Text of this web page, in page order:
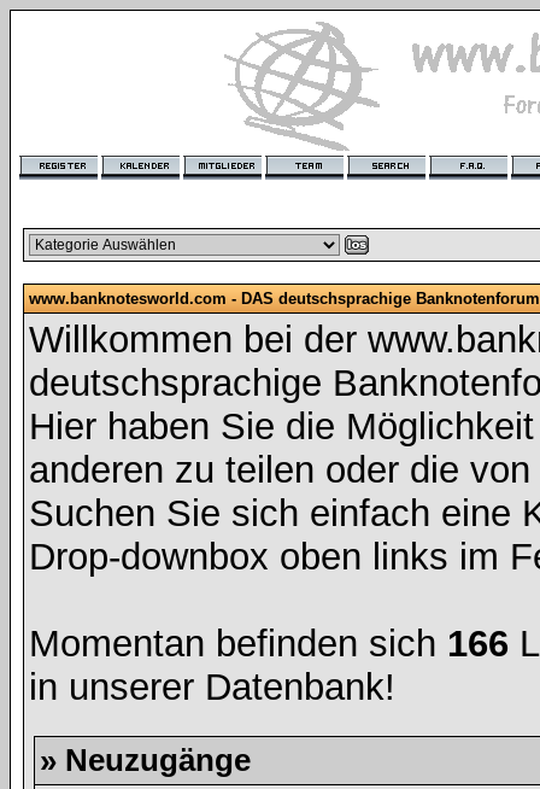
www.banknotesworld.com - DAS deutschsprachige Banknotenforum
Willkommen bei der
deutschsprachige
Hier haben Sie die
anderen zu teilen oder die
Suchen Sie sich einfach eine
Drop-downbox oben links im
Momentan befinden sich 166
in unserer Datenbank!
» Neuzugänge